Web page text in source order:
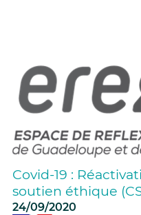
Covid-19 :
soutien éthique
24/09/2020